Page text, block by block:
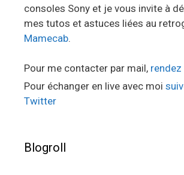
consoles Sony et je vous invite à
mes tutos et astuces liées au
Mamecab.
Pour me contacter par mail,
Pour échanger en live avec moi
Twitter
Blogroll